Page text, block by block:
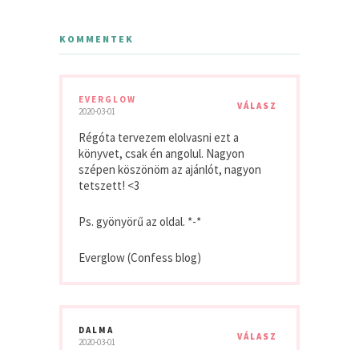
KOMMENTEK
EVERGLOW
2020-03-01
VÁLASZ
Régóta tervezem elolvasni ezt a
könyvet, csak én angolul. Nagyon
szépen köszönöm az ajánlót, nagyon
tetszett! <3
Ps. gyönyörű az oldal. *-*
Everglow (Confess blog)
DALMA
2020-03-01
VÁLASZ